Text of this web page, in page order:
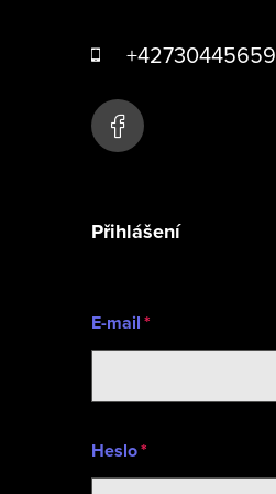
+42730445659
Přihlášení
E-mail
Heslo